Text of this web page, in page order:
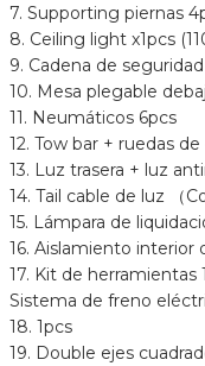
7. Supporting piernas
8. Ceiling light x1pcs
9. Cadena de
10. Mesa plegable
11. Neumáticos 6pcs
12. Tow bar + ruedas
13. Luz trasera + luz
14. Tail cable de luz （
15. Lámpara de
16. Aislamiento
17. Kit de herramientas
Sistema de freno
18. 1pcs
19. Double ejes